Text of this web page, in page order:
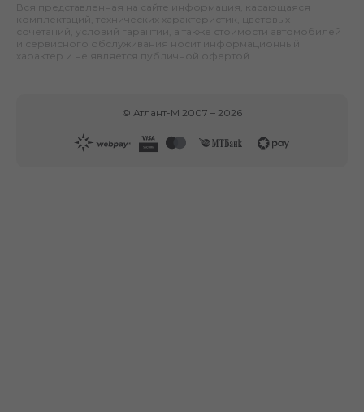
Вся представленная на сайте информация, касающаяся
комплектаций, технических характеристик, цветовых
сочетаний, условий гарантии, а также стоимости автомобилей
и сервисного обслуживания носит информационный
характер и не является публичной офертой.
© Атлант-М 2007 – 2026